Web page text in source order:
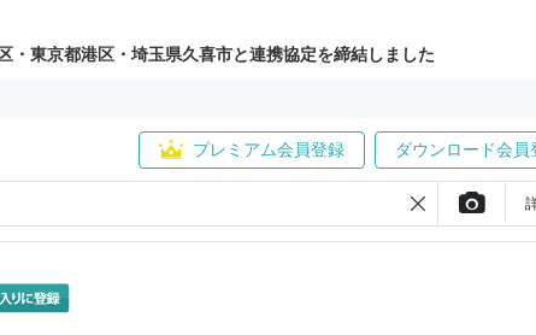
・東京都港区・埼玉県久喜市と連携協定を締結しました
プレミアム会員登録 ダウンロード会員